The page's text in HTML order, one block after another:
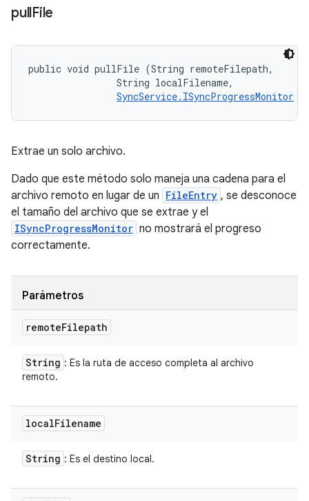
pullFile
public void pullFile (String remoteFilepath,
                String localFilename,
SyncService.ISyncProgressMonitor
Extrae un solo archivo.
Dado que este método solo maneja una cadena para el
archivo remoto en lugar de un FileEntry , se desconoce
el tamaño del archivo que se extrae y el
ISyncProgressMonitor no mostrará el progreso
correctamente.
Parámetros
remoteFilepath
String : Es la ruta de acceso completa al archivo
remoto.
localFilename
String : Es el destino local.